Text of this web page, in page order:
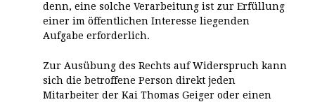
denn, eine solche Verarbeitung ist zur Erfüllung
einer im öffentlichen Interesse liegenden
Aufgabe erforderlich.
Zur Ausübung des Rechts auf Widerspruch kann
sich die betroffene Person direkt jeden
Mitarbeiter der Kai Thomas Geiger oder einen